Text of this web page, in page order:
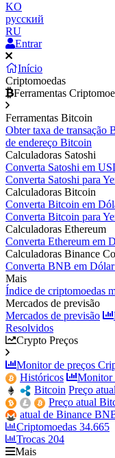
KO
русский
RU
Entrar
Início
Criptomoedas
Ferramentas
Ferramentas Bitcoin
Obter taxa de transação
de endereço Bitcoin
Calculadoras Satoshi
Converta Satoshi em
Converta Satoshi para
Calculadoras Bitcoin
Converta Bitcoin em
Converta Bitcoin para
Calculadoras Ethereum
Converta Ethereum em
Calculadoras Binance
Converta BNB em
Mais
Índice de criptomoedas
Mercados de previsão
Mercados de previsão
Resolvidos
Crypto Preços
Monitor de preços
Históricos
Monitor
Bitcoin Preço
Preço atual
atual de Binance
Criptomoedas 34.665
Trocas 204
Mais